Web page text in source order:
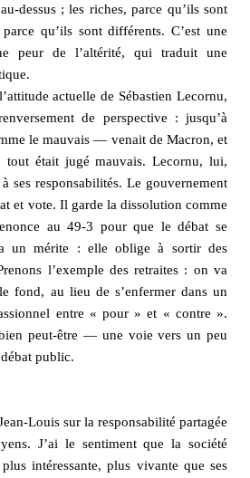
dessus ; les riches, parce qu’ils sont
qu’ils sont différents. C’est une
peur de l’altérité, qui traduit une
actuelle de Sébastien Lecornu,
de perspective : jusqu’à
le mauvais — venait de Macron, et
tout était jugé mauvais. Lecornu, lui,
ses responsabilités. Le gouvernement
et vote. Il garde la dissolution comme
au 49-3 pour que le débat se
un mérite : elle oblige à sortir des
l’exemple des retraites : on va
fond, au lieu de s’enfermer dans un
entre « pour » et « contre ».
peut-être — une voie vers un peu
public.
Louis sur la responsabilité partagée
J’ai le sentiment que la société
intéressante, plus vivante que ses